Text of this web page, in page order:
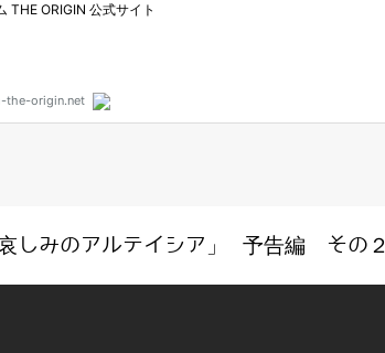
みのアルテイシア」 予告編 その２